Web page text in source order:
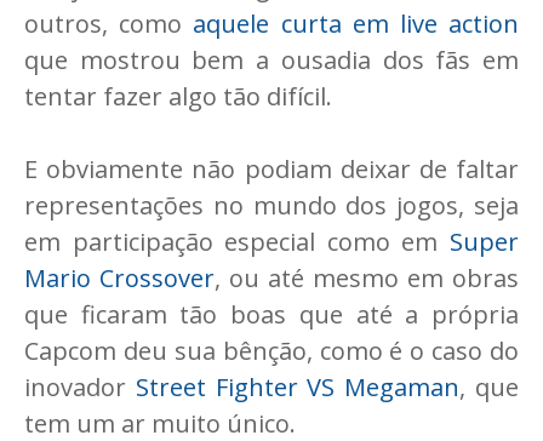
outros, como aquele curta em live action
que mostrou bem a ousadia dos fãs em
tentar fazer algo tão difícil.
E obviamente não podiam deixar de faltar
representações no mundo dos jogos, seja
em participação especial como em Super
Mario Crossover, ou até mesmo em obras
que ficaram tão boas que até a própria
Capcom deu sua bênção, como é o caso do
inovador Street Fighter VS Megaman, que
tem um ar muito único.